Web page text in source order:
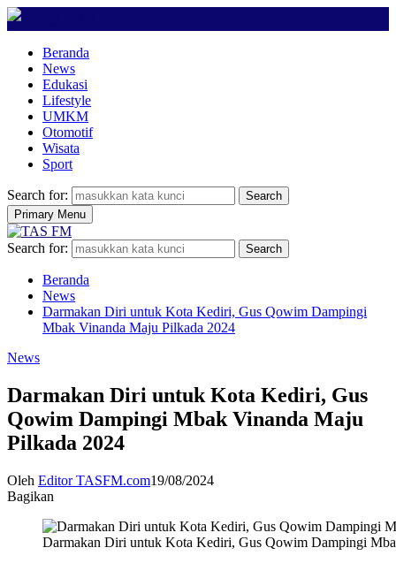
Beranda
News
Edukasi
Lifestyle
UMKM
Otomotif
Wisata
Sport
Search for:
Search
Primary Menu
Search for: Search
Beranda
News
Darmakan Diri untuk Kota Kediri, Gus Qowim Dampingi
Mbak Vinanda Maju Pilkada 2024
News
Darmakan Diri untuk Kota Kediri, Gus
Qowim Dampingi Mbak Vinanda Maju
Pilkada 2024
Oleh Editor TASFM.com19/08/2024
Bagikan
Darmakan Diri untuk Kota Kediri, Gus Qowim Dampingi